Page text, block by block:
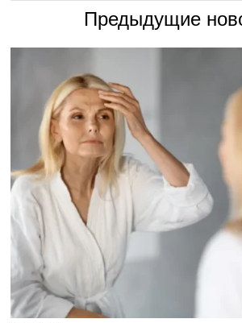
Предыдущие